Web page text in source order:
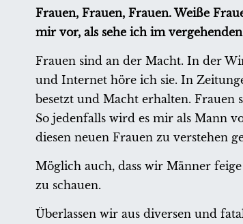
Frauen, Frauen, Frauen. Weiße
mir vor, als sehe ich im
Frauen sind an der Macht. In der
und Internet höre ich sie. In
besetzt und Macht erhalten. Frauen
So jedenfalls wird es mir als Mann
diesen neuen Frauen zu verstehen
Möglich auch, dass wir Männer
zu schauen.
Überlassen wir aus diversen und